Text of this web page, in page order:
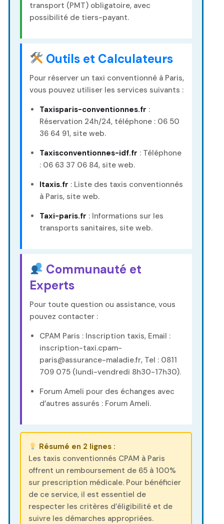
transport (PMT) obligatoire, avec
possibilité de tiers-payant.
Outils et Calculateurs
Pour réserver un taxi conventionné à Paris,
vous pouvez utiliser les services suivants :
Taxisparis-conventionnes.fr :
Réservation 24h/24, téléphone : 06 50
36 64 91, site web.
Taxisconventionnes-idf.fr : Téléphone
: 06 63 37 06 84, site web.
Itaxis.fr : Liste des taxis conventionnés
à Paris, site web.
Taxi-paris.fr : Informations sur les
transports sanitaires, site web.
Communauté et
Experts
Pour toute question ou assistance, vous
pouvez contacter :
CPAM Paris : Inscription taxis, Email :
inscription-taxi.cpam-
paris@assurance-maladie.fr, Tel : 0811
709 075 (lundi-vendredi 8h30-17h30).
Forum Ameli pour des échanges avec
d’autres assurés : Forum Ameli.
Résumé en 2 lignes :
Les taxis conventionnés CPAM à Paris
offrent un remboursement de 65 à 100%
sur prescription médicale. Pour bénéficier
de ce service, il est essentiel de
respecter les critères d’éligibilité et de
suivre les démarches appropriées.